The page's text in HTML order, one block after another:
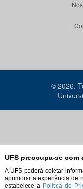
UFS preocupa-se com
A UFS poderá coletar
aprimorar a experiência de
estabelece a Política de
© 2026.